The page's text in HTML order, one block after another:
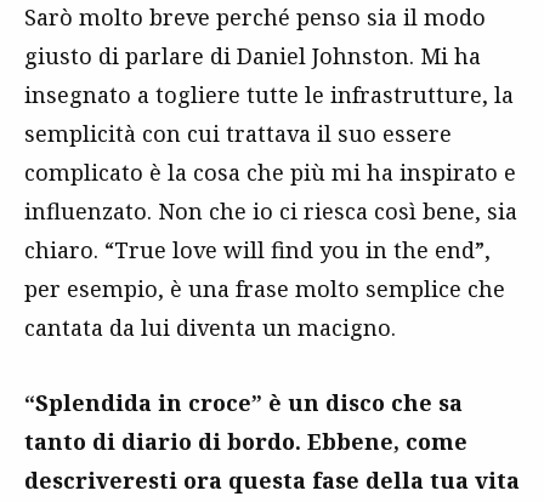
Sarò molto breve perché penso sia il modo
giusto di parlare di Daniel Johnston. Mi ha
insegnato a togliere tutte le infrastrutture, la
semplicità con cui trattava il suo essere
complicato è la cosa che più mi ha inspirato e
influenzato. Non che io ci riesca così bene, sia
chiaro. “True love will find you in the end”,
per esempio, è una frase molto semplice che
cantata da lui diventa un macigno.
“Splendida in croce” è un disco che sa
tanto di diario di bordo. Ebbene, come
descriveresti ora questa fase della tua vita